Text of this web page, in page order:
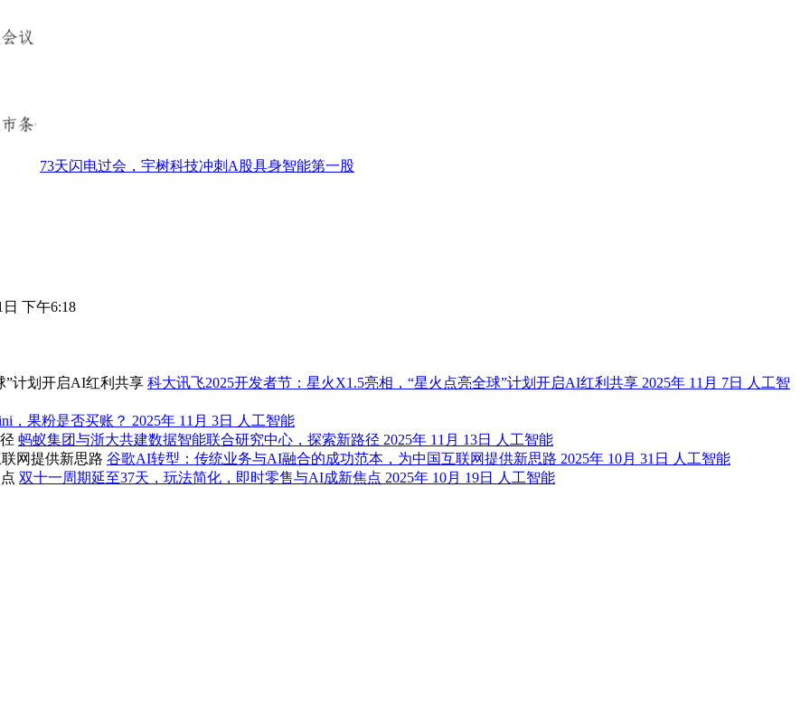
73天闪电过会，宇树科技冲刺A股具身智能第一股
日 下午6:18
科大讯飞2025开发者节：星火X1.5亮相，“星火点亮全球”计划开启AI红利共享 2025年 11月 7日 人工智
，果粉是否买账？ 2025年 11月 3日
人工智能
蚂蚁集团与浙大共建数据智能联合研究中心，探索新路径 2025年 11月 13日
人工智能
谷歌AI转型：传统业务与AI融合的成功范本，为中国互联网提供新思路 2025年 10月 31日
人工智能
双十一周期延至37天，玩法简化，即时零售与AI成新焦点 2025年 10月 19日 人工智能